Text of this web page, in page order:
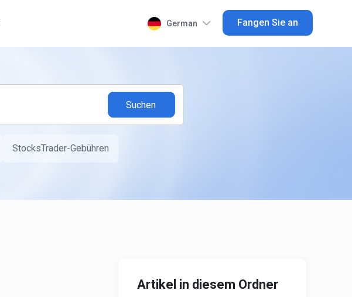
German Fangen Sie an
StocksTrader-Gebühren
Artikel in diesem Ordner